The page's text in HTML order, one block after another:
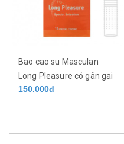
Bao cao su Masculan
Long Pleasure có gân gai
- hương dâu - kéo dài thời
150.000đ